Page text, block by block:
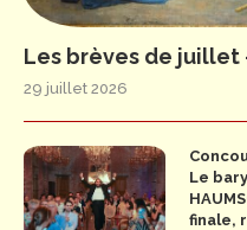
Les brèves de juillet
29 juillet 2026
Le
finale,